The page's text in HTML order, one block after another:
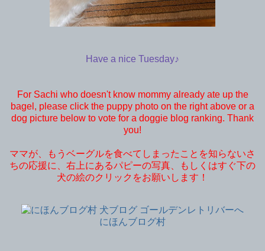
Have a nice Tuesday♪
For Sachi who doesn't know mommy already ate up the
bagel, please click the puppy photo on the right above or a
dog picture below to vote for a doggie blog ranking. Thank
you!
ママが、もうベーグルを食べてしまったことを知らないさ
ちの応援に、右上にあるパピーの写真、もしくはすぐ下の
犬の絵のクリックをお願いします！
にほんブログ村